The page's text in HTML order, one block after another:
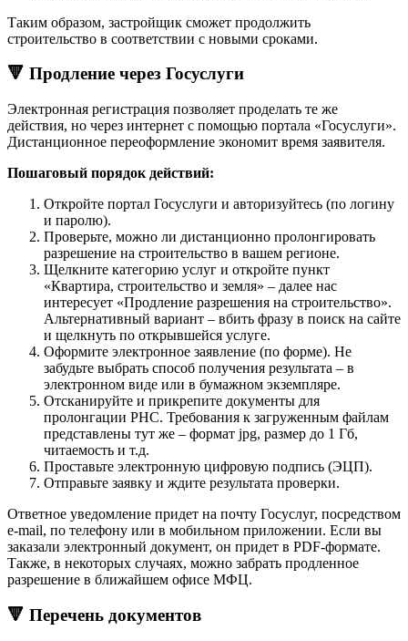
Таким образом, застройщик сможет продолжить
строительство в соответствии с новыми сроками.
🔻 Продление через Госуслуги
Электронная регистрация позволяет проделать те же
действия, но через интернет с помощью портала «Госуслуги».
Дистанционное переоформление экономит время заявителя.
Пошаговый порядок действий:
Откройте портал Госуслуги и авторизуйтесь (по логину
и паролю).
Проверьте, можно ли дистанционно пролонгировать
разрешение на строительство в вашем регионе.
Щелкните категорию услуг и откройте пункт
«Квартира, строительство и земля» – далее нас
интересует «Продление разрешения на строительство».
Альтернативный вариант – вбить фразу в поиск на сайте
и щелкнуть по открывшейся услуге.
Оформите электронное заявление (по форме). Не
забудьте выбрать способ получения результата – в
электронном виде или в бумажном экземпляре.
Отсканируйте и прикрепите документы для
пролонгации РНС. Требования к загруженным файлам
представлены тут же – формат jpg, размер до 1 Гб,
читаемость и т.д.
Проставьте электронную цифровую подпись (ЭЦП).
Отправьте заявку и ждите результата проверки.
Ответное уведомление придет на почту Госуслуг, посредством
e-mail, по телефону или в мобильном приложении. Если вы
заказали электронный документ, он придет в PDF-формате.
Также, в некоторых случаях, можно забрать продленное
разрешение в ближайшем офисе МФЦ.
🔻 Перечень документов